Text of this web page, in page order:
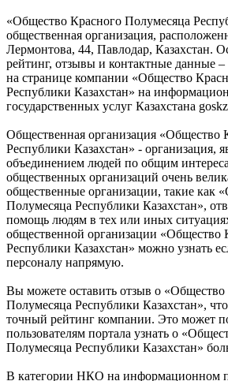
«Общество Красного Полумесяца
общественная организация,
Лермонтова, 44, Павлодар, Казахстан.
рейтинг, отзывы и контактные данные
на странице компании «Общество
Республики Казахстан» на
государственных услуг Казахстана
Общественная организация «Общество
Республики Казахстан» - организация,
объединением людей по общим
общественных организаций очень
общественные организации, такие как
Полумесяца Республики Казахстан»,
помощь людям в тех или иных
общественной организации «Общество
Республики Казахстан» можно узнать
персоналу напрямую.
Вы можете оставить отзыв о «Общество
Полумесяца Республики Казахстан»,
точный рейтинг компании. Это может
пользователям портала узнать о
Полумесяца Республики Казахстан»
В категории НКО на информационном